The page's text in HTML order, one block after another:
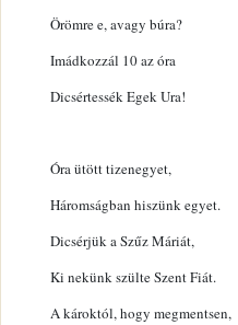
Örömre e, avagy búra?
Imádkozzál 10 az óra
Dicsértessék Egek Ura!
Óra ütött tizenegyet,
Háromságban hiszünk egyet.
Dicsérjük a Szűz Máriát,
Ki nekünk szülte Szent Fiát.
A károktól, hogy megmentsen,